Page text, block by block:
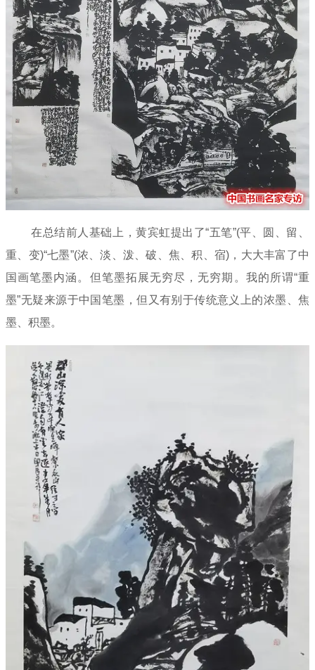
在总结前人基础上，黄宾虹提出了“五笔”(平、圆、留、
重、变)“七墨”(浓、淡、泼、破、焦、积、宿)，大大丰富了中
国画笔墨内涵。但笔墨拓展无穷尽，无穷期。我的所谓“重
墨”无疑来源于中国笔墨，但又有别于传统意义上的浓墨、焦
墨、积墨。